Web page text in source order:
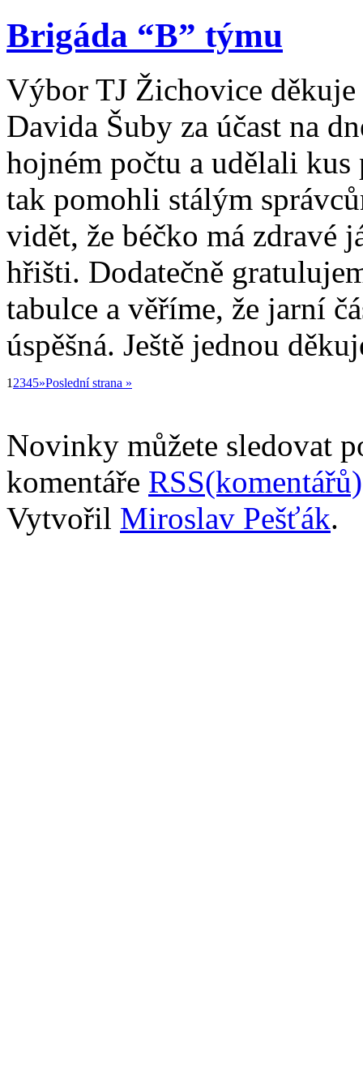
Brigáda “B” týmu
Výbor TJ Žichovice
Davida Šuby za účast na
hojném počtu a udělali kus
tak pomohli stálým
vidět, že béčko má zdravé
hřišti. Dodatečně
tabulce a věříme, že jarní
úspěšná. Ještě jednou
1 2345»Poslední strana »
Novinky můžete sledovat
komentáře RSS(komentářů)
Vytvořil Miroslav Pešťák.